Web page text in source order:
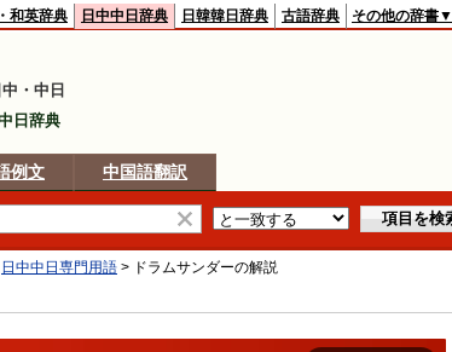
和英辞典 日中中日辞典 日韓韓日辞典 古語辞典 その他の辞書▼
中・中日
日辞典
例文 中国語翻訳
日中中日専門用語 > ドラムサンダーの解説